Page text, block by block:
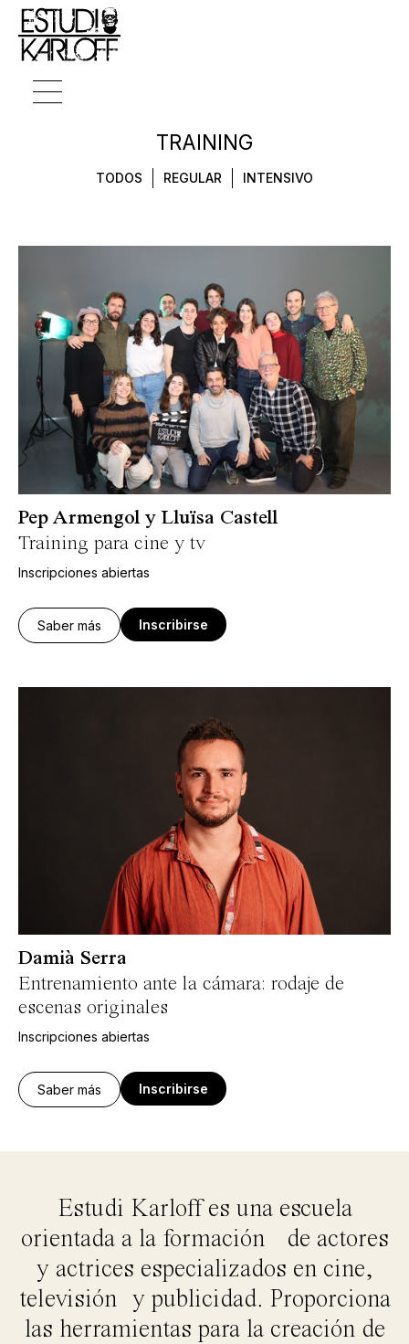
TRAINING
TODOS REGULAR INTENSIVO
Pep Armengol y Lluïsa Castell
Training para cine y tv
Inscripciones abiertas
Saber más Inscribirse
Damià Serra
Entrenamiento ante la cámara: rodaje de
escenas originales
Inscripciones abiertas
Saber más Inscribirse
Estudi Karloff es una escuela
orientada a la formación de actores
y actrices especializados en cine,
televisión y publicidad. Proporciona
las herramientas para la creación de